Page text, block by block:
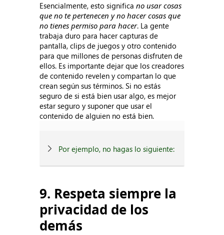
Esencialmente, esto significano usar cosas
que no te pertenecen y no hacer cosas que
no tienes permiso para hacer. La gente
trabaja duro para hacer capturas de
pantalla, clips de juegos y otro contenido
para que millones de personas disfruten de
ellos. Es importante dejar que los creadores
de contenido revelen y compartan lo que
crean según sus términos. Si no estás
seguro de si está bien usar algo, es mejor
estar seguro y suponer que usar el
contenido de alguien no está bien.
Por ejemplo, no hagas lo siguiente:
9. Respeta siempre la
privacidad de los
demás